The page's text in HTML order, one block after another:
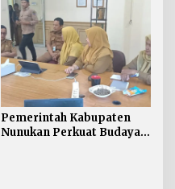
Pemerintah Kabupaten
Nunukan Perkuat Budaya